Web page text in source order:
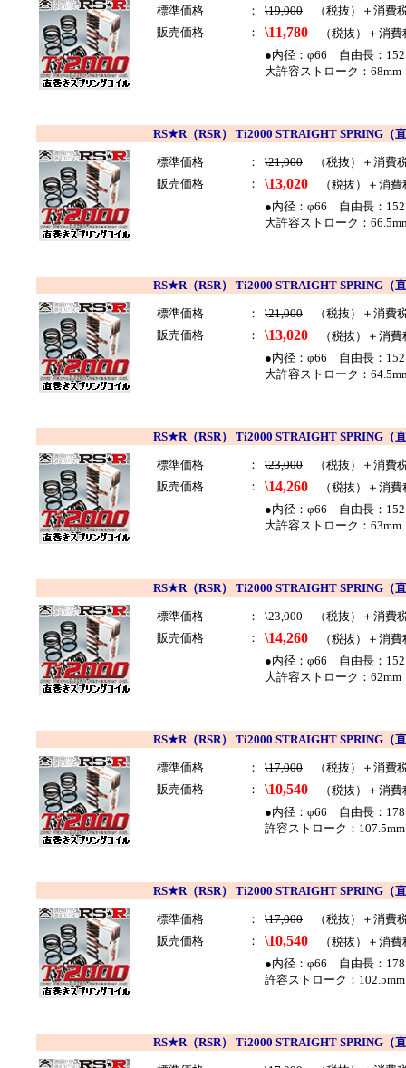
標準価格 ： \19,000 （税抜）＋消費
販売価格
： \11,780 （税抜）＋消費
●内径：φ66 自由長：
大許容ストローク：
RS★R（RSR） Ti2000 STRAIGHT SPRING
標準価格 ： \21,000 （税抜）＋消費
販売価格
： \13,020 （税抜）＋消費
●内径：φ66 自由長：
大許容ストローク：
RS★R（RSR） Ti2000 STRAIGHT SPRING
標準価格 ： \21,000 （税抜）＋消費
販売価格
： \13,020 （税抜）＋消費
●内径：φ66 自由長：
大許容ストローク：
RS★R（RSR） Ti2000 STRAIGHT SPRING
標準価格 ： \23,000 （税抜）＋消費
販売価格
： \14,260 （税抜）＋消費
●内径：φ66 自由長：
大許容ストローク：
RS★R（RSR） Ti2000 STRAIGHT SPRING
標準価格 ： \23,000 （税抜）＋消費
販売価格
： \14,260 （税抜）＋消費
●内径：φ66 自由長：
大許容ストローク：
RS★R（RSR） Ti2000 STRAIGHT SPRING
標準価格 ： \17,000 （税抜）＋消費
販売価格
： \10,540 （税抜）＋消費
●内径：φ66 自由長：
許容ストローク：
RS★R（RSR） Ti2000 STRAIGHT SPRING
標準価格 ： \17,000 （税抜）＋消費
販売価格
： \10,540 （税抜）＋消費
●内径：φ66 自由長：
許容ストローク：
RS★R（RSR） Ti2000 STRAIGHT SPRING